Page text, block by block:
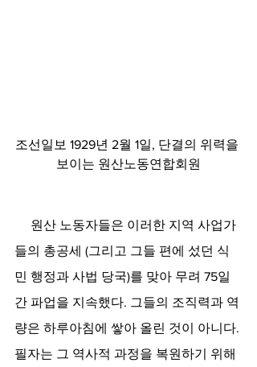
조선일보 1929년 2월 1일, 단결의 위력을
보이는 원산노동연합회원
들의 총공세 (그리고 그들 편에 섰던 식
민 행정과 사법 당국)를 맞아 무려 75일
간 파업을 지속했다. 그들의 조직력과 역
량은 하루아침에 쌓아 올린 것이 아니다.
필자는 그 역사적 과정을 복원하기 위해